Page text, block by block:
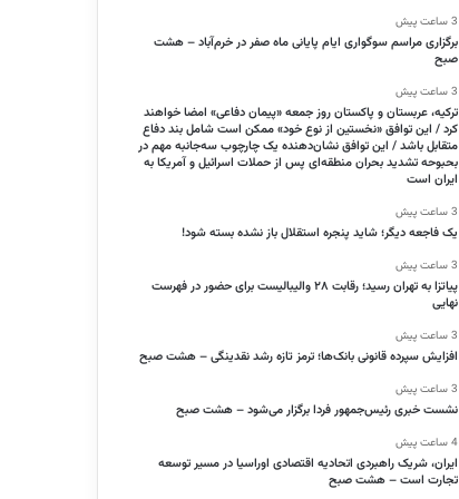
3 ساعت پیش
برگزاری مراسم سوگواری ایام پایانی ماه صفر در خرم‌آباد – هشت
صبح
3 ساعت پیش
ترکیه، عربستان و پاکستان روز جمعه «پیمان دفاعی» امضا خواهند
کرد / این توافق «نخستین از نوع خود» ممکن است شامل بند دفاع
متقابل باشد / این توافق نشان‌دهنده یک چارچوب سه‌جانبه مهم در
بحبوحه تشدید بحران منطقه‌ای پس از حملات اسرائیل و آمریکا به
ایران است
3 ساعت پیش
یک فاجعه دیگر؛ شاید پنجره استقلال باز نشده بسته شود!
3 ساعت پیش
پیاتزا به تهران رسید؛ رقابت ۲۸ والیبالیست برای حضور در فهرست
نهایی
3 ساعت پیش
افزایش سپرده قانونی بانک‌ها؛ ترمز تازه رشد نقدینگی – هشت صبح
3 ساعت پیش
نشست خبری رئیس‌جمهور فردا برگزار می‌شود – هشت صبح
4 ساعت پیش
ایران، شریک راهبردی اتحادیه اقتصادی اوراسیا در مسیر توسعه
تجارت است – هشت صبح